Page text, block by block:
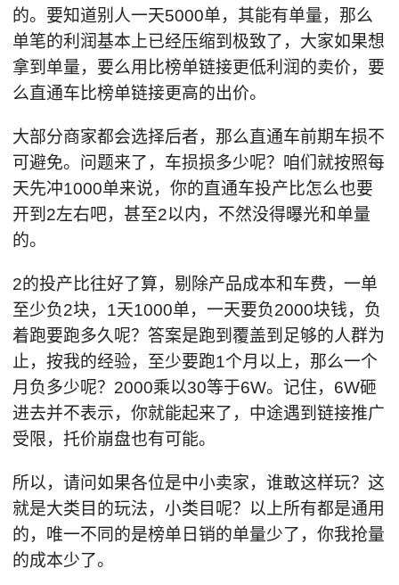
的。要知道别人一天5000单，其能有单量，那么
单笔的利润基本上已经压缩到极致了，大家如果想
拿到单量，要么用比榜单链接更低利润的卖价，要
么直通车比榜单链接更高的出价。
大部分商家都会选择后者，那么直通车前期车损不
可避免。问题来了，车损损多少呢？咱们就按照每
天先冲1000单来说，你的直通车投产比怎么也要
开到2左右吧，甚至2以内，不然没得曝光和单量
的。
2的投产比往好了算，剔除产品成本和车费，一单
至少负2块，1天1000单，一天要负2000块钱，负
着跑要跑多久呢？答案是跑到覆盖到足够的人群为
止，按我的经验，至少要跑1个月以上，那么一个
月负多少呢？2000乘以30等于6W。记住，6W砸
进去并不表示，你就能起来了，中途遇到链接推广
受限，托价崩盘也有可能。
所以，请问如果各位是中小卖家，谁敢这样玩？这
就是大类目的玩法，小类目呢？以上所有都是通用
的，唯一不同的是榜单日销的单量少了，你我抢量
的成本少了。